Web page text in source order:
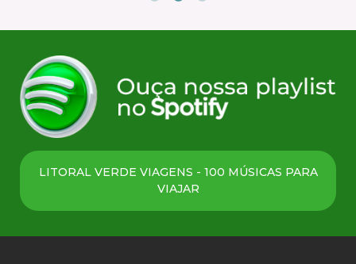
LITORAL VERDE VIAGENS - 100 MÚSICAS PARA
VIAJAR